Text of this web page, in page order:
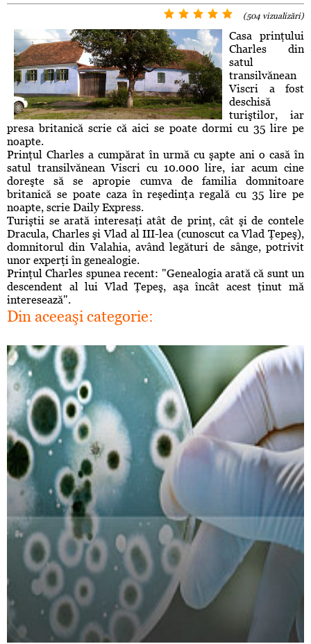
(504 vizualizări)
Casa prinţului
Charles din
satul
transilvănean
Viscri a fost
deschisă
turiştilor, iar
presa britanică scrie că aici se poate dormi cu 35 lire pe
noapte.
Prinţul Charles a cumpărat în urmă cu şapte ani o casă în
satul transilvănean Viscri cu 10.000 lire, iar acum cine
doreşte să se apropie cumva de familia domnitoare
britanică se poate caza în reşedinţa regală cu 35 lire pe
noapte, scrie Daily Express.
Turiştii se arată interesaţi atât de prinţ, cât şi de contele
Dracula, Charles şi Vlad al III-lea (cunoscut ca Vlad Ţepeş),
domnitorul din Valahia, având legături de sânge, potrivit
unor experţi în genealogie.
Prinţul Charles spunea recent: "Genealogia arată că sunt un
descendent al lui Vlad Ţepeş, aşa încât acest ţinut mă
interesează".
Din aceeaşi categorie: